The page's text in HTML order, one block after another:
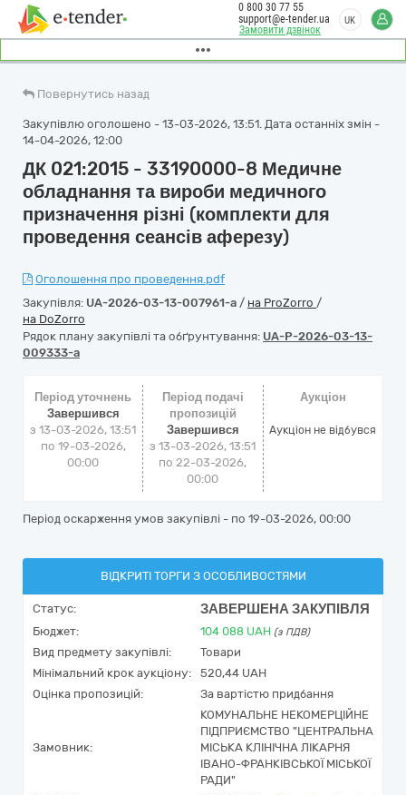
Замовити дзвінок
0 800 30 77 55
support@e-tender.ua
UK
Повернутись назад
Закупівлю оголошено - 13-03-2026, 13:51. Дата останніх змін -
14-04-2026, 12:00
ДК 021:2015 - 33190000-8 Медичне
обладнання та вироби медичного
призначення різні (комплекти для
проведення сеансів аферезу)
Оголошення про проведення.pdf
Закупівля: UA-2026-03-13-007961-a / на ProZorro /
на DoZorro
Рядок плану закупівлі та обґрунтування: UA-P-2026-03-13-
009333-a
Період уточнень
Завершився
з 13-03-2026, 13:51
по 19-03-2026,
00:00
Період подачі
пропозицій
Завершився
з 13-03-2026, 13:51
по 22-03-2026,
00:00
Аукціон
Аукціон не відбувся
Період оскарження умов закупівлі - по 19-03-2026, 00:00
ВІДКРИТІ ТОРГИ З ОСОБЛИВОСТЯМИ
Статус: ЗАВЕРШЕНА ЗАКУПІВЛЯ
Бюджет: 104 088 UAH (з ПДВ)
Вид предмету закупівлі:
Товари
Мінімальний крок аукціону:
520,44 UAH
Оцінка пропозицій:
За вартістю придбання
Замовник:
КОМУНАЛЬНЕ НЕКОМЕРЦІЙНЕ
ПІДПРИЄМСТВО "ЦЕНТРАЛЬНА
МІСЬКА КЛІНІЧНА ЛІКАРНЯ
ІВАНО-ФРАНКІВСЬКОЇ МІСЬКОЇ
РАДИ"